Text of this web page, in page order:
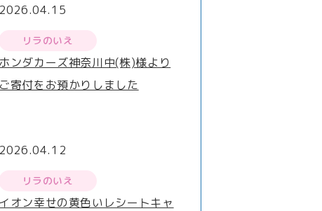
2026.04.15
リラのいえ
ホンダカーズ神奈川中(株)様より
ご寄付をお預かりしました
2026.04.12
リラのいえ
イオン幸せの黄色いレシートキャ